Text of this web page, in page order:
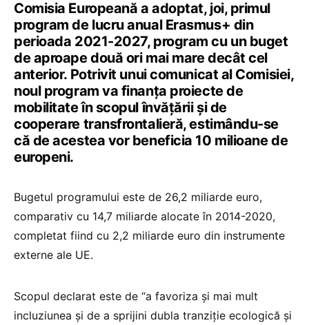
Comisia Europeană a adoptat, joi, primul
program de lucru anual Erasmus+ din
perioada 2021-2027, program cu un buget
de aproape două ori mai mare decât cel
anterior. Potrivit unui comunicat al Comisiei,
noul program va finanța proiecte de
mobilitate în scopul învățării și de
cooperare transfrontalieră, estimându-se
că de acestea vor beneficia 10 milioane de
europeni.
Bugetul programului este de 26,2 miliarde euro,
comparativ cu 14,7 miliarde alocate în 2014-2020,
completat fiind cu 2,2 miliarde euro din instrumente
externe ale UE.
Scopul declarat este de “a favoriza și mai mult
incluziunea și de a sprijini dubla tranziție ecologică și